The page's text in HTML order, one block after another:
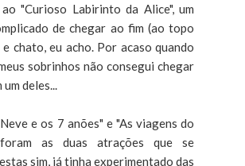
"Curioso Labirinto da Alice", um
de chegar ao fim (ao topo
chato, eu acho. Por acaso quando
sobrinhos não consegui chegar
deles...
e os 7 anões" e "As viagens do
as duas atrações que se
sim, já tinha experimentado das